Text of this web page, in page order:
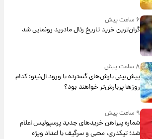
۶ ساعت پیش
گران‌ترین خرید تاریخ رئال مادرید رونمایی شد
۸ ساعت پیش
پیش‌بینی بارش‌های گسترده با ورود ال‌نینو؛ کدام
روزها پربارش‌تر خواهند بود؟
۹ ساعت پیش
شماره پیراهن خریدهای جدید پرسپولیس اعلام
شد؛ تیکدری، محبی و سرگیف با اعداد ویژه